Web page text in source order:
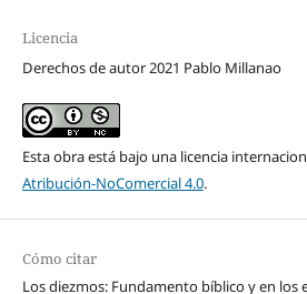
Licencia
Derechos de autor 2021 Pablo Millanao
Esta obra está bajo una licencia
Atribución-NoComercial 4.0.
Cómo citar
Los diezmos: Fundamento bíblico y en los